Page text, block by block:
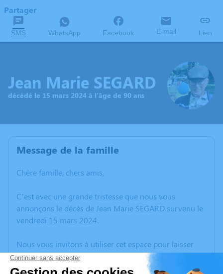
Partager
SMS WhatsApp Facebook E-mail Lien
Jean Marie SEGARD
décédé le 15 mars 2024 à l'âge de 90 ans
Message de la famille
Chère famille, chers amis,
C’est avec une grande tristesse que nous vous
annonçons le décès de Jean Marie SEGARD survenu le
vendredi 15 mars 2024.
Nous vous invitons à utiliser cet espace pour laisser
vos condoléances, partager des photos souvenirs, une
anecdote ou exprimer vos pensées à travers des